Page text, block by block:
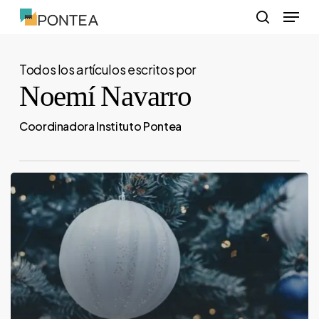
Skip
content
Menu
Todos los artículos escritos por
Noemí Navarro
Coordinadora Instituto Pontea
Tenemos
Navidad